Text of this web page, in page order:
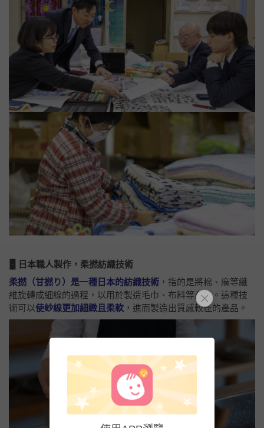
🁢 日本職人製作，柔撚紡織技術
柔撚（甘撚り）是一種日本的紡織技術 ，指的是將棉、麻等纖
維旋轉成細線的過程，以用於製造毛巾、布料等產品。這種技
術可以使紗線更加細緻且柔軟 ，進而製造出質感較佳的產品。